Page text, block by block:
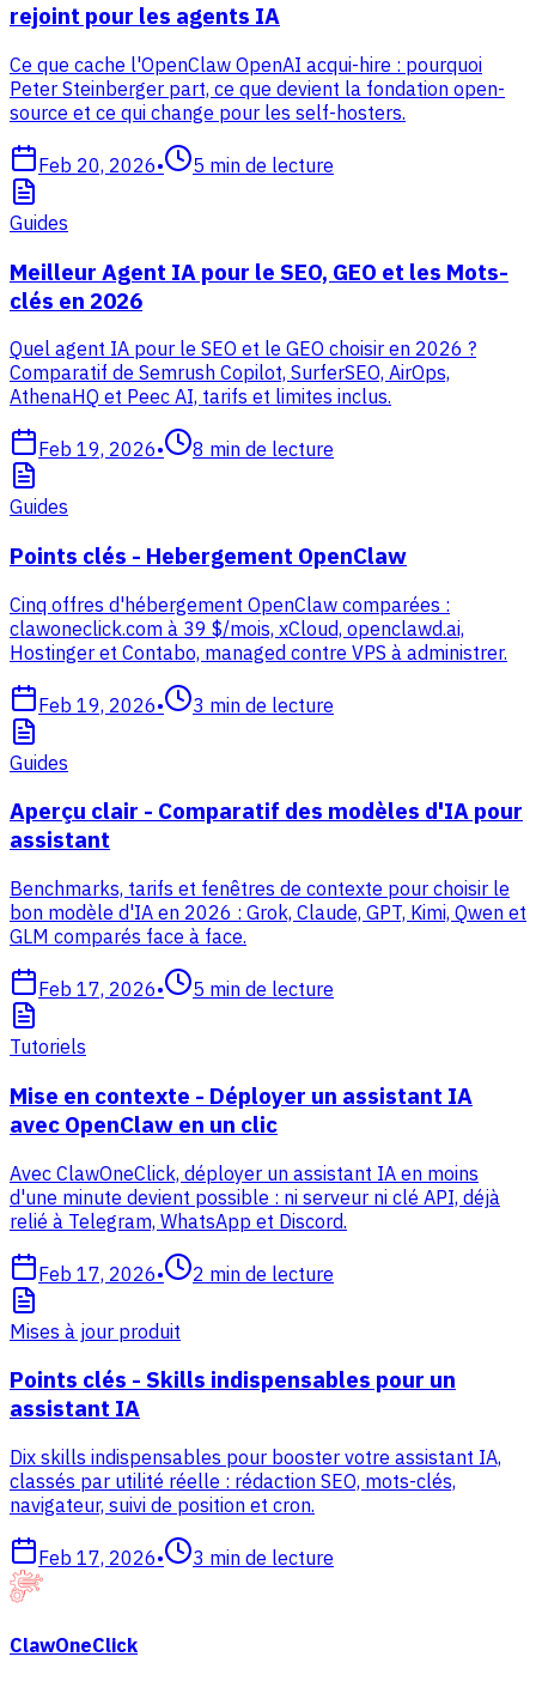
rejoint pour les agents IA
Ce que cache l'OpenClaw OpenAI acqui-hire : pourquoi
Peter Steinberger part, ce que devient la fondation open-
source et ce qui change pour les self-hosters.
Feb 20, 2026• 5 min de lecture
Guides
Meilleur Agent IA pour le SEO, GEO et les Mots-
clés en 2026
Quel agent IA pour le SEO et le GEO choisir en 2026 ?
Comparatif de Semrush Copilot, SurferSEO, AirOps,
AthenaHQ et Peec AI, tarifs et limites inclus.
Feb 19, 2026• 8 min de lecture
Guides
Points clés - Hebergement OpenClaw
Cinq offres d'hébergement OpenClaw comparées :
clawoneclick.com à 39 $/mois, xCloud, openclawd.ai,
Hostinger et Contabo, managed contre VPS à administrer.
Feb 19, 2026• 3 min de lecture
Guides
Aperçu clair - Comparatif des modèles d'IA pour
assistant
Benchmarks, tarifs et fenêtres de contexte pour choisir le
bon modèle d'IA en 2026 : Grok, Claude, GPT, Kimi, Qwen et
GLM comparés face à face.
Feb 17, 2026• 5 min de lecture
Tutoriels
Mise en contexte - Déployer un assistant IA
avec OpenClaw en un clic
Avec ClawOneClick, déployer un assistant IA en moins
d'une minute devient possible : ni serveur ni clé API, déjà
relié à Telegram, WhatsApp et Discord.
Feb 17, 2026• 2 min de lecture
Mises à jour produit
Points clés - Skills indispensables pour un
assistant IA
Dix skills indispensables pour booster votre assistant IA,
classés par utilité réelle : rédaction SEO, mots-clés,
navigateur, suivi de position et cron.
Feb 17, 2026• 3 min de lecture
ClawOneClick